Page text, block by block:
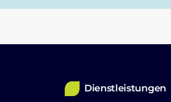
Dienstleistungen